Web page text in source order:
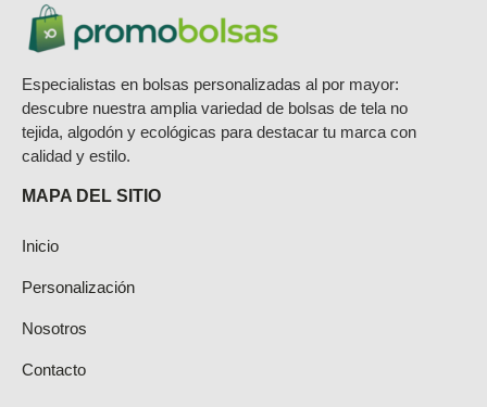
Especialistas en bolsas personalizadas al por mayor:
descubre nuestra amplia variedad de bolsas de tela no
tejida, algodón y ecológicas para destacar tu marca con
calidad y estilo.
MAPA DEL SITIO
Inicio
Personalización
Nosotros
Contacto